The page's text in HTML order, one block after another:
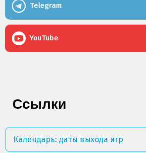
Telegram
YouTube
Ссылки
Календарь: даты выхода игр